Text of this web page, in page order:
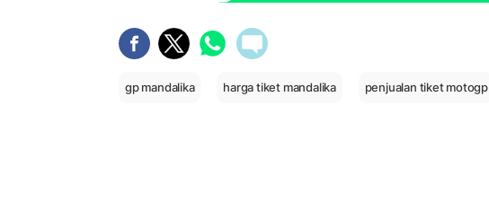
gp mandalika harga tiket mandalika penjualan tiket motogp